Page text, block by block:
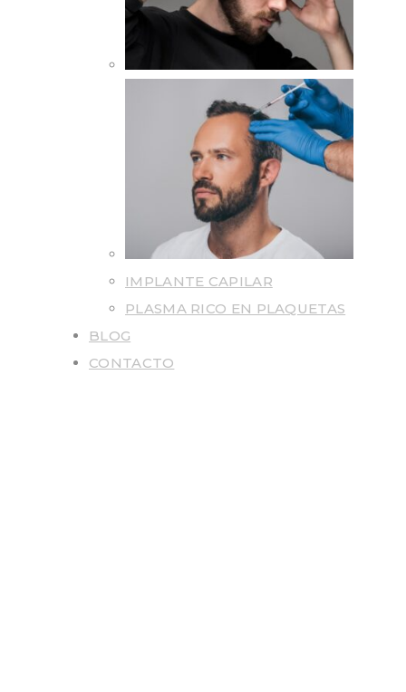
IMPLANTE CAPILAR
PLASMA RICO EN PLAQUETAS
BLOG
CONTACTO